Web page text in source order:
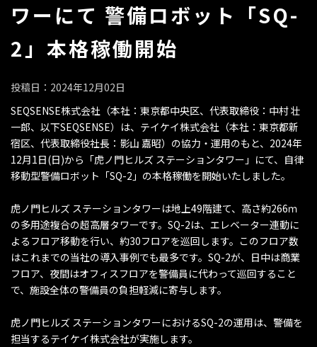
ワーにて 警備ロボット「SQ-
2」本格稼働開始
投稿日：2024年12月02日
SEQSENSE株式会社（本社：東京都中央区、代表取締役：中村 壮
一郎、以下SEQSENSE）は、テイケイ株式会社（本社：東京都新
宿区、代表取締役社長：影山 嘉昭）の協力・運用のもと、2024年
12月1日(日)から「虎ノ門ヒルズ ステーションタワー」にて、自律
移動型警備ロボット「SQ-2」の本格稼働を開始いたしました。
虎ノ門ヒルズ ステーションタワーは地上49階建て、高さ約266ｍ
の多用途複合の超高層タワーです。SQ-2は、エレベーター連動に
よるフロア移動を行い、約30フロアを巡回します。このフロア数
はこれまでの当社の導入事例でも最多です。SQ-2が、日中は商業
フロア、夜間はオフィスフロアを警備員に代わって巡回すること
で、施設全体の警備員の負担軽減に寄与します。
虎ノ門ヒルズ ステーションタワーにおけるSQ-2の運用は、警備を
担当するテイケイ株式会社が実施します。